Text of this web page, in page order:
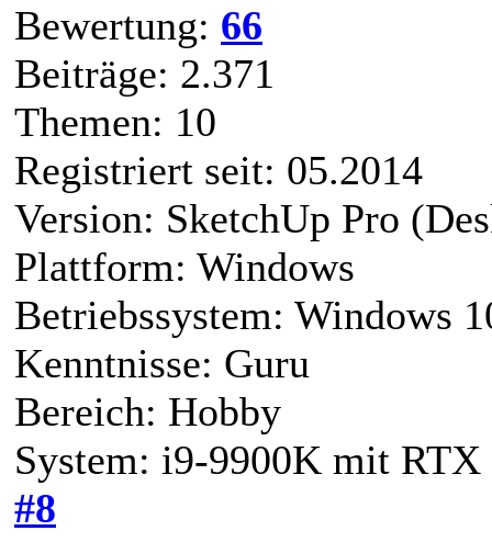
Bewertung: 66
Beiträge: 2.371
Themen: 10
Registriert seit: 05.2014
Version: SketchUp Pro
Plattform: Windows
Betriebssystem: Windows
Kenntnisse: Guru
Bereich: Hobby
System: i9-9900K mit RTX
#8